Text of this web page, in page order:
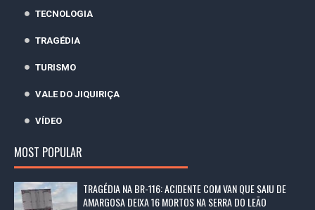
TECNOLOGIA
TRAGÉDIA
TURISMO
VALE DO JIQUIRIÇA
VÍDEO
MOST POPULAR
TRAGÉDIA NA BR-116: ACIDENTE COM VAN QUE SAIU DE
AMARGOSA DEIXA 16 MORTOS NA SERRA DO LEÃO